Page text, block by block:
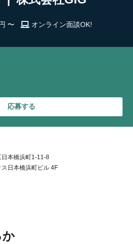
〜 オンライン面談OK!
か
応募する
本橋浜町1-11-8
日本橋浜町ビル 4F